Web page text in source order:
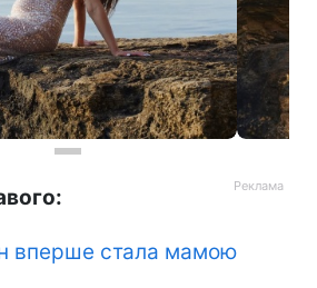
вперше стала мамою